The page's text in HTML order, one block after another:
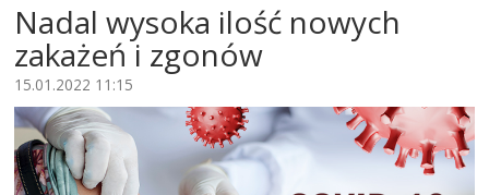
Nadal wysoka ilość nowych
zakażeń i zgonów
15.01.2022 11:15